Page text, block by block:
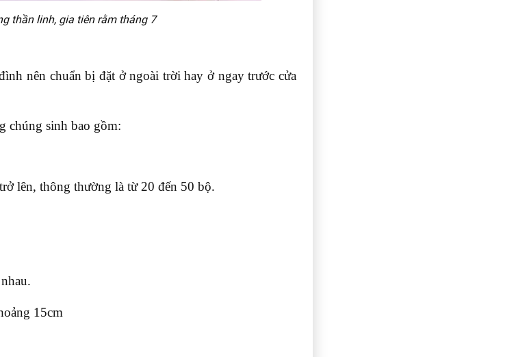
thần linh, gia tiên rằm tháng 7
nên chuẩn bị đặt ở ngoài trời hay ở ngay trước cửa
chúng sinh bao gồm:
lên, thông thường là từ 20 đến 50 bộ.
15cm